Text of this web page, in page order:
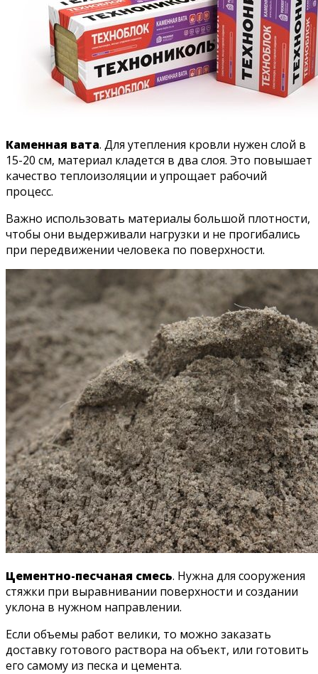
Каменная вата. Для утепления кровли нужен слой в
15-20 см, материал кладется в два слоя. Это повышает
качество теплоизоляции и упрощает рабочий
процесс.
Важно использовать материалы большой плотности,
чтобы они выдерживали нагрузки и не прогибались
при передвижении человека по поверхности.
Цементно-песчаная смесь. Нужна для сооружения
стяжки при выравнивании поверхности и создании
уклона в нужном направлении.
Если объемы работ велики, то можно заказать
доставку готового раствора на объект, или готовить
его самому из песка и цемента.